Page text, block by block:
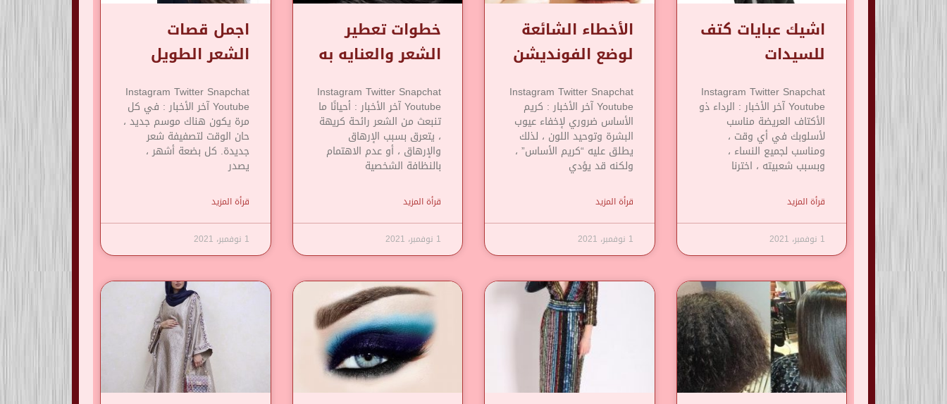
اشيك عبايات كتف
للسيدات
Instagram Twitter Snapchat
Youtube آخر الأخبار : الرداء ذو
​​الأكتاف العريضة مناسب
لأسلوبك في أي وقت ،
ومناسب لجميع النساء ،
وبسبب شعبيته ، اخترنا
قرأة المزيد
1 نوفمبر، 2021
الأخطاء الشائعة
لوضع الفونديشن
Instagram Twitter Snapchat
Youtube آخر الأخبار : كريم
الأساس ضروري لإخفاء عيوب
البشرة وتوحيد اللون ، لذلك
يطلق عليه “كريم الأساس” ،
ولكنه قد يؤدي
قرأة المزيد
1 نوفمبر، 2021
خطوات تعطير
الشعر والعنايه به
Instagram Twitter Snapchat
Youtube آخر الأخبار : أحيانًا ما
تنبعث من الشعر رائحة كريهة
، يتعرق بسبب الإرهاق
والإرهاق ، أو عدم الاهتمام
بالنظافة الشخصية
قرأة المزيد
1 نوفمبر، 2021
اجمل قصات
الشعر الطويل
Instagram Twitter Snapchat
Youtube آخر الأخبار : في كل
مرة يكون هناك موسم جديد ،
حان الوقت لتصفيفة شعر
جديدة. كل بضعة أشهر ،
يصدر
قرأة المزيد
1 نوفمبر، 2021